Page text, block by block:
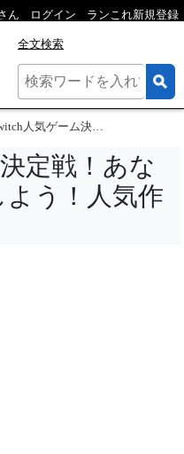
ん ログイン ランこれ新規登録
全文検索
気ゲーム決定戦！あなたの推しを投票しよう！人気作品ランキング
定戦！あな
う！人気作